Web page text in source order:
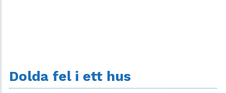
Dolda fel i ett hus